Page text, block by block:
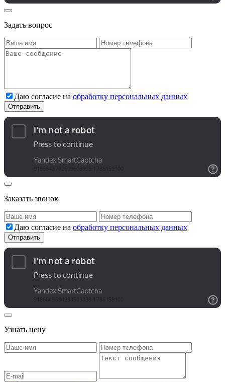
Задать вопрос
Даю согласие на обработку персональных данных
Заказать звонок
Даю согласие на обработку персональных данных
Узнать цену